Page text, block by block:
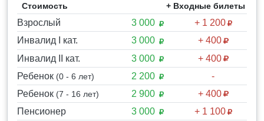
Переезд в Ханский дворец. 10 мин.
Экскурсия по дворцу 1 час.
Свободное время 20-30 мин.
Сбор группы. Выезд в Алушту.
Возвращение в 18-19 часов.
Внимание, время по маршруту указано
приблизительно.
Стоимость + Входные билеты
Взрослый 3 000
+ 1 200
Инвалид I кат.
3 000
+ 400
Инвалид II кат.
3 000
+ 400
Ребенок (0 - 6 лет) 2 200
-
Ребенок (7 - 16 лет) 2 900
+ 400
Пенсионер
3 000
+ 1 100